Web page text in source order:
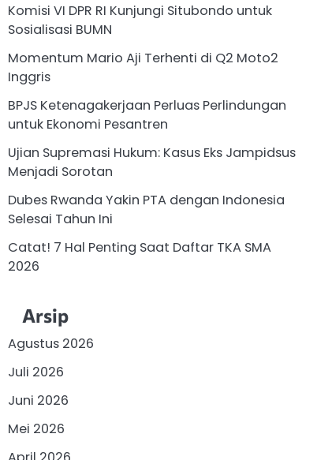
Komisi VI DPR RI Kunjungi Situbondo untuk
Sosialisasi BUMN
Momentum Mario Aji Terhenti di Q2 Moto2
Inggris
BPJS Ketenagakerjaan Perluas Perlindungan
untuk Ekonomi Pesantren
Ujian Supremasi Hukum: Kasus Eks Jampidsus
Menjadi Sorotan
Dubes Rwanda Yakin PTA dengan Indonesia
Selesai Tahun Ini
Catat! 7 Hal Penting Saat Daftar TKA SMA
2026
Arsip
Agustus 2026
Juli 2026
Juni 2026
Mei 2026